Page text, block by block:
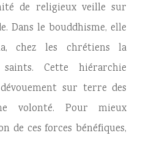
de religieux veille sur
Dans le bouddhisme, elle
chez les chrétiens la
Cette hiérarchie
sur terre des
volonté. Pour mieux
de ces forces bénéfiques,